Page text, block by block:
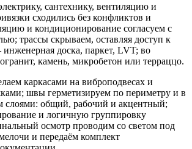
сантехнику, вентиляцию и
сходились без конфликтов и
и кондиционирование согласуем с
трассы скрываем, оставляя доступ к
доска, паркет, LVT; во
камень, микробетон или терраццо.
каркасами на виброподвесах и
швы герметизируем по периметру и в
слоями: общий, рабочий и акцентный;
и логичную группировку
осмотр проводим со светом под
и передаём комплект